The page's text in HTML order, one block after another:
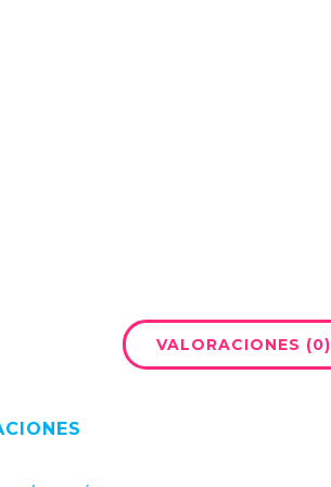
VALORACIONES (0)